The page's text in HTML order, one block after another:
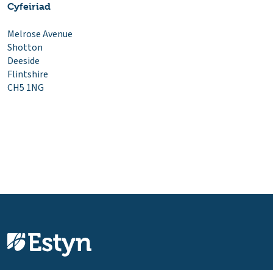
Cyfeiriad
Melrose Avenue
Shotton
Deeside
Flintshire
CH5 1NG